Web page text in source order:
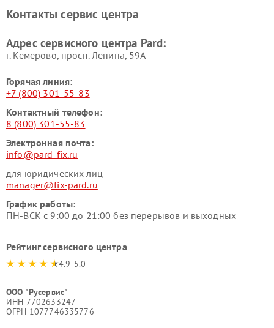
Контакты сервис центра
Адрес сервисного центра Pard:
г. Кемерово, просп. Ленина, 59А
Горячая линия:
+7 (800) 301-55-83
Контактный телефон:
8 (800) 301-55-83
Электронная почта:
info@pard-fix.ru
для юридических лиц
manager@fix-pard.ru
График работы:
ПН-ВСК с 9:00 до 21:00 без перерывов и выходных
Рейтинг сервисного центра
4.9-5.0
ООО "Русервис"
ИНН 7702633247
ОГРН 1077746335776